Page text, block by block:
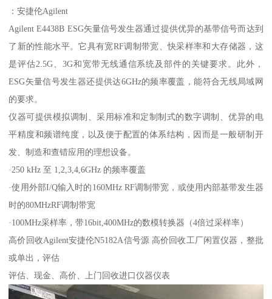
：安捷伦Agilent
Agilent E4438B ESG矢量信号发生器通过提供优异的基带信号而达到
了新的性能水平。它具有宽RF调制带宽、快采样率和大存储器，这
是评估2.5G、3G和宽带无线通信系统及部件的关键要求。此外，
ESG矢量信号发生器还提供达6GHz的频率覆盖，能符合无线局域网
的要求。
仪器可提供模拟调制、采用标准和定制制式的数字调制、优异的电
平精度和频谱纯度，以及便于配置的体系结构，因而是一般研制开
发、制造和查错应用的理想设备。
·250 kHz 至 1,2,3,4,6GHz 的频率覆盖
·使用外部I/Q输入时的160MHz RF调制带宽，或使用内部基带发生器
时的80MHzRF调制带宽
·100MHz采样率，带16bit,400MHz的数模转换器（4倍过采样率）
高价回收Agilent安捷伦N5182A信号源 高价回收工厂闲置仪器，整批
或单出，评估
评估、现金、高价、上门回收进口仪器仪表